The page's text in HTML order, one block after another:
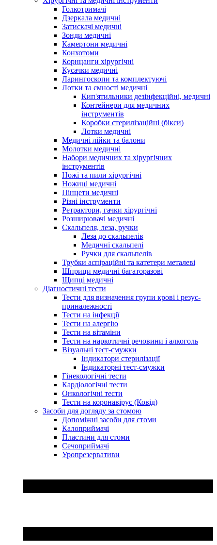
Голкотримачі
Дзеркала медичні
Затискачі медичні
Зонди медичні
Камертони медичні
Конхотоми
Корнцанги хірургічні
Кусачки медичні
Ларингоскопи та комплектуючі
Лотки та ємності медичні
Кип'ятильники дезінфекційні, медичні
Контейнери для медичних
інструментів
Коробки стерилізаційні (бікси)
Лотки медичні
Медичні лійки та балони
Молотки медичні
Набори медичних та хірургічних
інструментів
Ножі та пили хірургічні
Ножиці медичні
Пінцети медичні
Різні інструменти
Ретрактори, гачки хірургічні
Розширювачі медичні
Скальпеля, леза, ручки
Леза до скальпелів
Медичні скальпелі
Ручки для скальпелів
Трубки аспіраційні та катетери металеві
Шприци медичні багаторазові
Щипці медичні
Діагностичні тести
Тести для визначення групи крові і резус-
приналежності
Тести на інфекції
Тести на алергію
Тести на вітаміни
Тести на наркотичні речовини і алкоголь
Візуальні тест-смужки
Індикатори стерилізації
Індикаторні тест-смужки
Гінекологічні тести
Кардіологічні тести
Онкологічні тести
Тести на коронавірус (Ковід)
Засоби для догляду за стомою
Допоміжні засоби для стоми
Калоприймачі
Пластини для стоми
Сечоприймачі
Уропрезервативи